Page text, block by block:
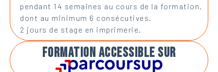
pendant 14 semaines au cours de la formation,
dont au minimum 6 consécutives.
2 jours de stage en imprimerie.
FORMATION ACCESSIBLE SUR